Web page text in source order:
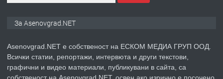
преди 2 години
За Asenovgrad.NET
Asenovgrad.NET е собственост на ЕСКОМ МЕДИА ГРУП ООД.
Всички статии, репортажи, интервюта и други текстови,
графични и видео материали, публикувани в сайта, са
собственост на Asenovgrad.NET, освен ако изрично е посочено